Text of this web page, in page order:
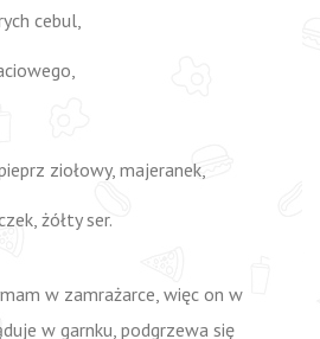
cebul,
ziołowy, majeranek,
żółty ser.
w zamrażarce, więc on w
w garnku, podgrzewa się